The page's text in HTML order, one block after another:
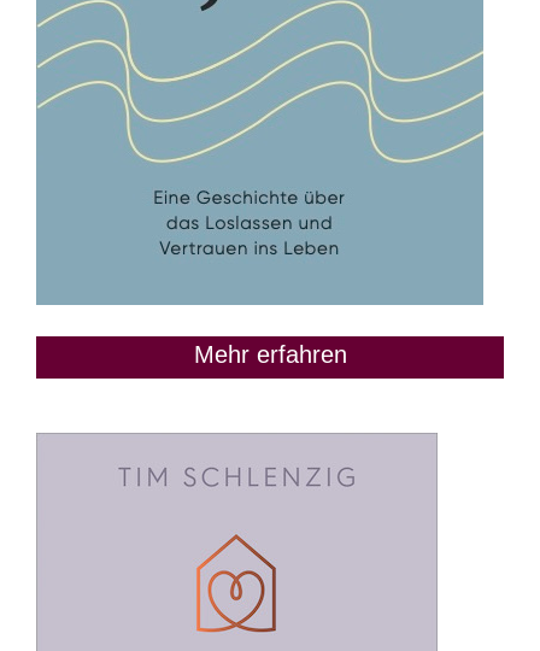
Mehr erfahren